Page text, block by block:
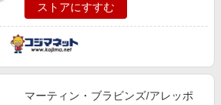
ストアにすすむ
マーティン・ブラビンズ/アレッポ